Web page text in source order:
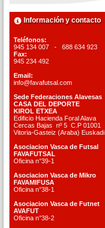
Información y contacto
Teléfonos:
945 134 007 - 688 634 923
Fax:
945 234 492
Email:
info@favafutsal.com
Sede Federaciones Alavesas
CASA DEL DEPORTE
KIROL ETXEA
Edificio Hacienda Foral Alava
Cercas Bajas nº 5 C.P 01001
Vitoria-Gasteiz (Araba) Euskadi
Asociacion Vasca de Futsal
FAVAFUTSAL
Oficina n°39-1
Asociacion Vasca de Mikro
FAVAMIFUSA
Oficina n°38-1
Asociacion Vasca de Futnet
AVAFUT
Oficina n°38-2